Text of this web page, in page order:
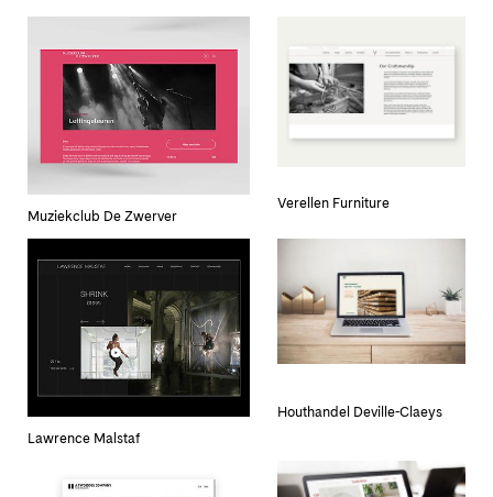
Muziekclub De Zwerver
Verellen Furniture
Lawrence Malstaf
Houthandel Deville-Claeys